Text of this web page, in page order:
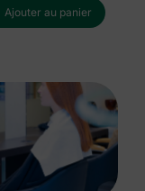
Ajouter au panier